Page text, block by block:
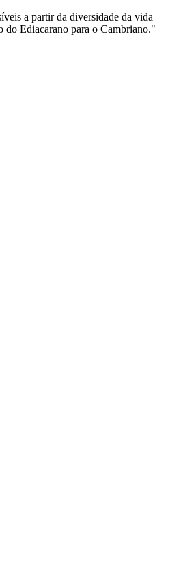
a partir da diversidade da vida
do Ediacarano para o Cambriano."